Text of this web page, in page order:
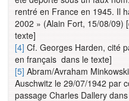
rentré en France en 1945. Il
2002 » (Alain Fort, 15/08/09)
texte]
[4] Cf. Georges Harden, cité
en français dans le texte]
[5] Abram/Avraham
Auschwitz le 29/07/1942 par
passage Charles Dallery